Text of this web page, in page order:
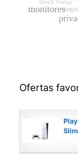
Ofertas
Slim